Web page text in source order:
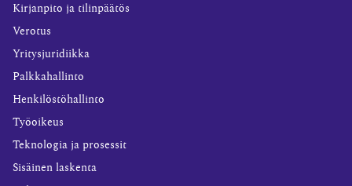
Kirjanpito ja tilinpäätös
Verotus
Yritysjuridiikka
Palkkahallinto
Henkilöstöhallinto
Työoikeus
Teknologia ja prosessit
Sisäinen laskenta